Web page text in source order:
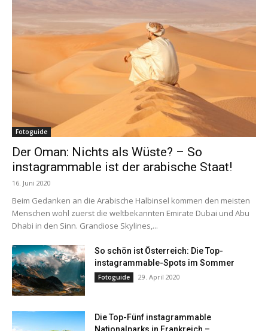
Fotoguide
Der Oman: Nichts als Wüste? – So
instagrammable ist der arabische Staat!
16. Juni 2020
Beim Gedanken an die Arabische Halbinsel kommen den meisten
Menschen wohl zuerst die weltbekannten Emirate Dubai und Abu
Dhabi in den Sinn. Grandiose Skylines,...
So schön ist Österreich: Die Top-
instagrammable-Spots im Sommer
Fotoguide 29. April 2020
Die Top-Fünf instagrammable